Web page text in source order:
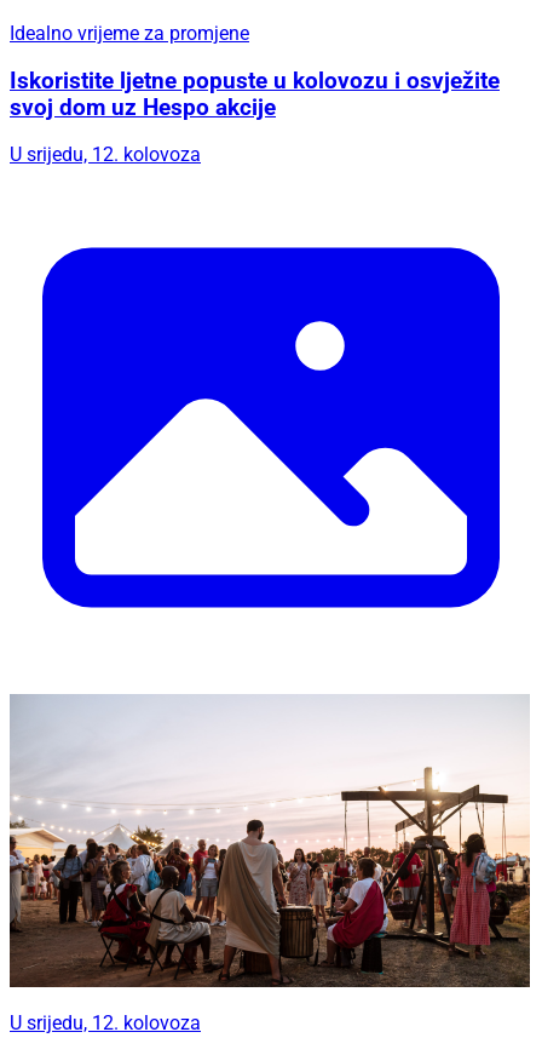
Idealno vrijeme za promjene
Iskoristite ljetne popuste u kolovozu i osvježite
svoj dom uz Hespo akcije
U srijedu, 12. kolovoza
U srijedu, 12. kolovoza